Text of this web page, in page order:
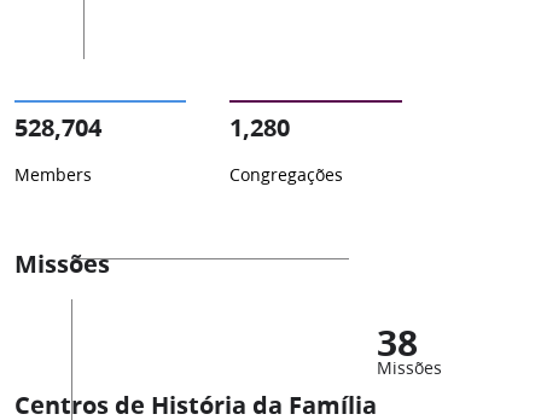
528,704
Members
1,280
Congregações
Missões
38
Missões
Centros de História da Família